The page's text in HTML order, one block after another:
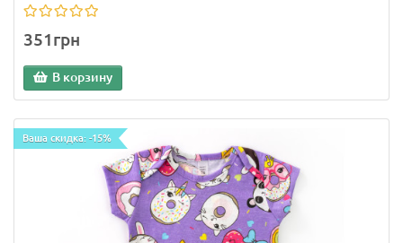
351грн
В корзину
Ваша скидка: -15%